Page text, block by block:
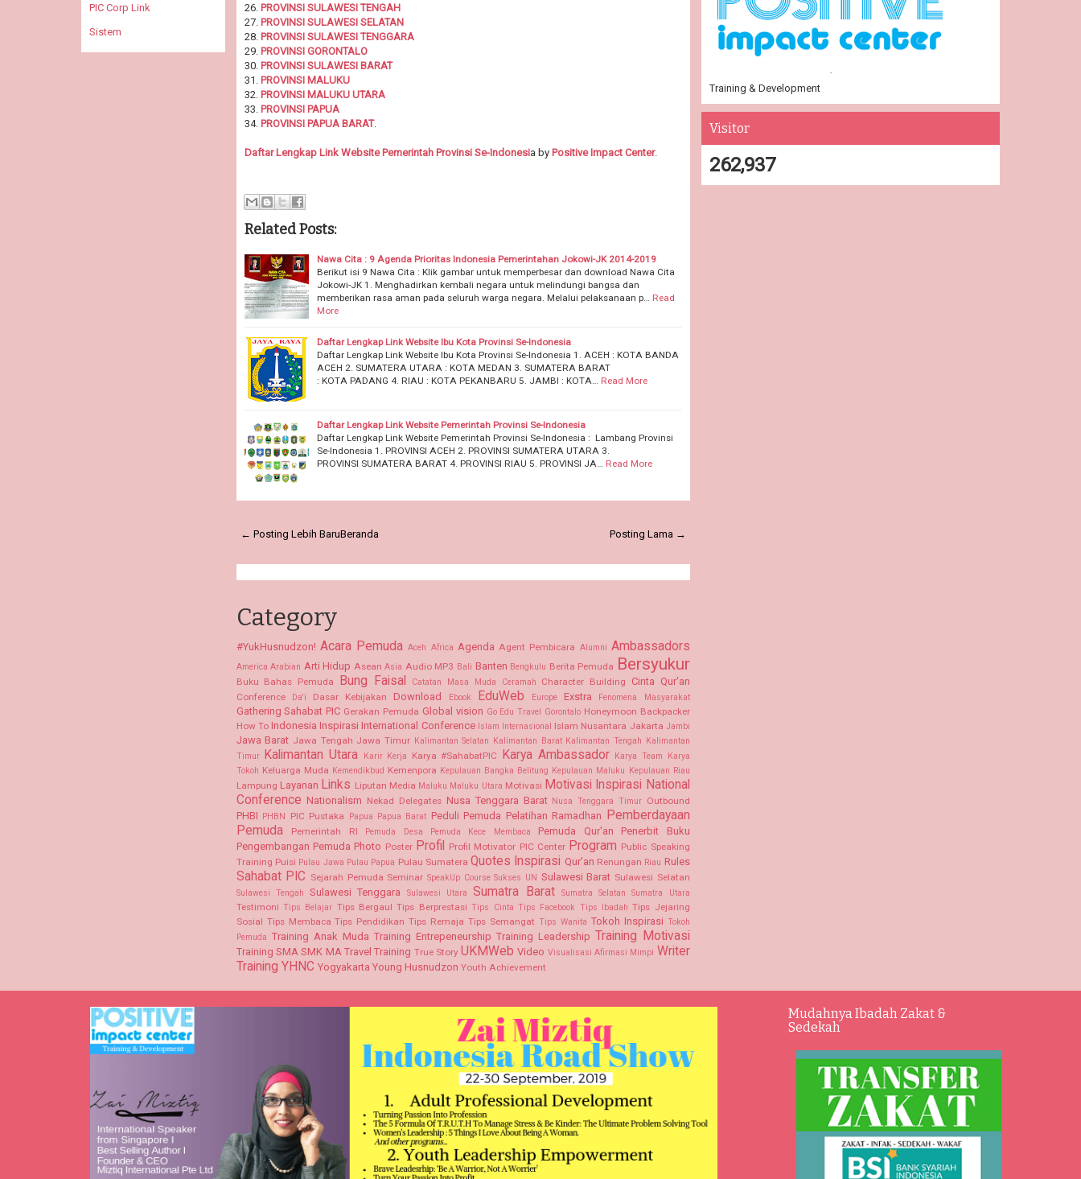
26. PROVINSI SULAWESI TENGAH
27. PROVINSI SULAWESI SELATAN
28. PROVINSI SULAWESI TENGGARA
29. PROVINSI GORONTALO
30. PROVINSI SULAWESI BARAT
31. PROVINSI MALUKU
32. PROVINSI MALUKU UTARA
33. PROVINSI PAPUA
34. PROVINSI PAPUA BARAT.
Daftar Lengkap Link Website Pemerintah Provinsi Se-Indonesia by Positive Impact Center.
Related Posts:
Nawa Cita : 9 Agenda Prioritas Indonesia Pemerintahan Jokowi-JK 2014-2019
Berikut isi 9 Nawa Cita : Klik gambar untuk memperbesar dan download Nawa Cita
Jokowi-JK 1. Menghadirkan kembali negara untuk melindungi bangsa dan
memberikan rasa aman pada seluruh warga negara. Melalui pelaksanaan p… Read
More
Daftar Lengkap Link Website Ibu Kota Provinsi Se-Indonesia
Daftar Lengkap Link Website Ibu Kota Provinsi Se-Indonesia 1. ACEH : KOTA BANDA
ACEH 2. SUMATERA UTARA : KOTA MEDAN 3. SUMATERA BARAT
: KOTA PADANG 4. RIAU : KOTA PEKANBARU 5. JAMBI : KOTA… Read More
Daftar Lengkap Link Website Pemerintah Provinsi Se-Indonesia
Daftar Lengkap Link Website Pemerintah Provinsi Se-Indonesia : Lambang Provinsi
Se-Indonesia 1. PROVINSI ACEH 2. PROVINSI SUMATERA UTARA 3.
PROVINSI SUMATERA BARAT 4. PROVINSI RIAU 5. PROVINSI JA… Read More
← Posting Lebih Baru Posting Lama →
Beranda
Category
#YukHusnudzon! Acara Pemuda Aceh Africa Agenda Agent Pembicara Alumni Ambassadors
America Arabian Arti Hidup Asean Asia Audio MP3 Bali Banten Bengkulu Berita Pemuda Bersyukur
Buku Bahas Pemuda Bung Faisal Catatan Masa Muda Ceramah Character Building Cinta Qur'an
Conference Da'i Dasar Kebijakan Download Ebook EduWeb Europe Exstra Fenomena Masyarakat
Gathering Sahabat PIC Gerakan Pemuda Global vision Go Edu Travel Gorontalo Honeymoon Backpacker
How To Indonesia Inspirasi International Conference Islam Internasional Islam Nusantara Jakarta Jambi
Jawa Barat Jawa Tengah Jawa Timur Kalimantan Selatan Kalimantan Barat Kalimantan Tengah Kalimantan
Timur
Kalimantan Utara Karir Kerja Karya #SahabatPIC Karya Ambassador Karya Team
Karya
Tokoh Keluarga Muda Kemendikbud Kemenpora Kepulauan Bangka Belitung Kepulauan Maluku Kepulauan Riau
Lampung Layanan Links Liputan Media Maluku Maluku Utara Motivasi Motivasi Inspirasi National
Conference Nationalism Nekad Delegates Nusa Tenggara Barat Nusa Tenggara Timur Outbound
PHBI PHBN PIC Pustaka Papua Papua Barat Peduli Pemuda Pelatihan Ramadhan
Pemberdayaan
Pemuda
Pemerintah RI Pemuda Desa Pemuda Kece Membaca Pemuda Qur'an
Penerbit Buku
Pengembangan Pemuda Photo Poster Profil Profil Motivator PIC Center Program Public Speaking
Training Puisi Pulau Jawa Pulau Papua Pulau Sumatera Quotes Inspirasi Qur'an Renungan Riau Rules
Sahabat PIC Sejarah Pemuda Seminar SpeakUp Course Sukses UN Sulawesi Barat Sulawesi Selatan
Sulawesi Tengah Sulawesi Tenggara Sulawesi Utara Sumatra Barat Sumatra Selatan Sumatra Utara
Testimoni Tips Belajar Tips Bergaul Tips Berprestasi Tips Cinta Tips Facebook Tips Ibadah Tips Jejaring
Sosial Tips Membaca Tips Pendidikan Tips Remaja Tips Semangat Tips Wanita Tokoh Inspirasi Tokoh
Pemuda Training Anak Muda Training Entrepeneurship Training Leadership Training Motivasi
Training SMA SMK MA Travel Training True Story UKMWeb Video Visualisasi Afirmasi Mimpi Writer
Training YHNC Yogyakarta Young Husnudzon Youth Achievement
PIC Corp Link
Sistem
Training & Development
Visitor
262,937
Mudahnya Ibadah Zakat &
Sedekah